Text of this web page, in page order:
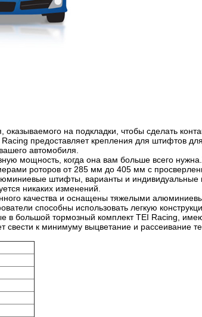
на подкладки, чтобы сделать
предоставляет крепления для штифтов
автомобиля.
мощность, когда она вам больше всего
роторов от 285 мм до 405 мм с
штифты, варианты и индивидуальные
никаких изменений.
качества и оснащены тяжелыми
способны использовать легкую
в большой тормозный комплект TEI Racing,
свести к минимуму выцветание и рассеивание